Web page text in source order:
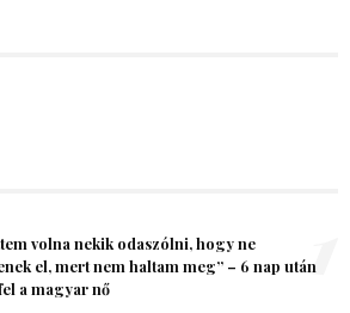
volna nekik odaszólni, hogy ne
el, mert nem haltam meg” – 6 nap után
a magyar nő
1